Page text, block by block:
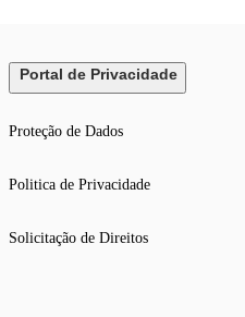
Portal de Privacidade
Proteção de Dados
Politica de Privacidade
Solicitação de Direitos